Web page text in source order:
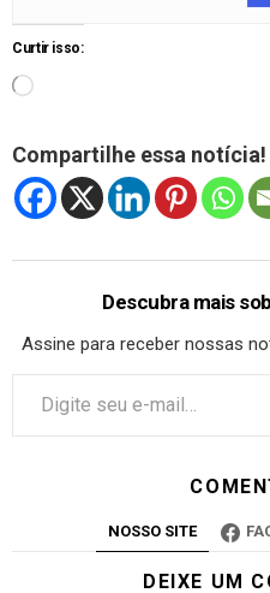
Curtir isso:
Compartilhe essa notícia!
Descubra mais
Assine para receber nossas
NOSSO SITE
DEIXE UM